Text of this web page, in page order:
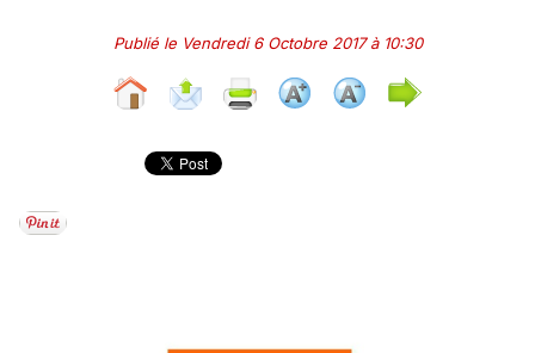
Publié le Vendredi 6 Octobre 2017 à 10:30